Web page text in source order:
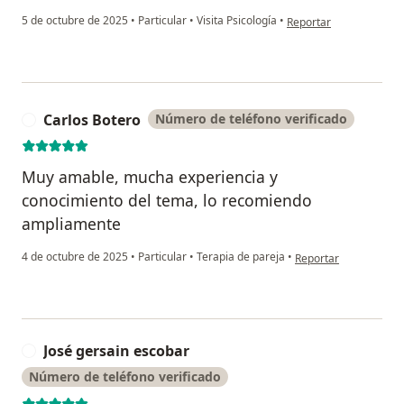
5 de octubre de 2025 • Particular • Visita Psicología • en opinión del usuario
Reportar
Carlos Botero Número de teléfono verificado
Muy amable, mucha experiencia y
conocimiento del tema, lo recomiendo
ampliamente
4 de octubre de 2025 • Particular • Terapia de pareja • en opinión del
Reportar
José gersain escobar
Número de teléfono verificado